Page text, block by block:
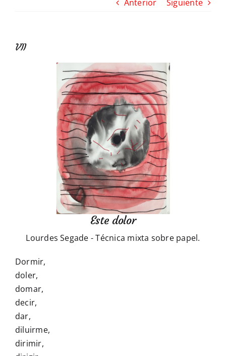
Anterior Siguiente
VII
Este dolor
Lourdes Segade - Técnica mixta sobre papel.
Dormir,
doler,
domar,
decir,
dar,
diluirme,
dirimir,